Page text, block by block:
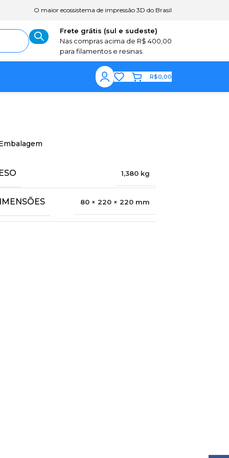
O maior ecossistema de impressão 3D do Brasil
Frete grátis (sul e sudeste)
Nas compras acima de R$ 400,00
para filamentos e resinas.
R$0,00
1,380 kg
80 × 220 × 220 mm